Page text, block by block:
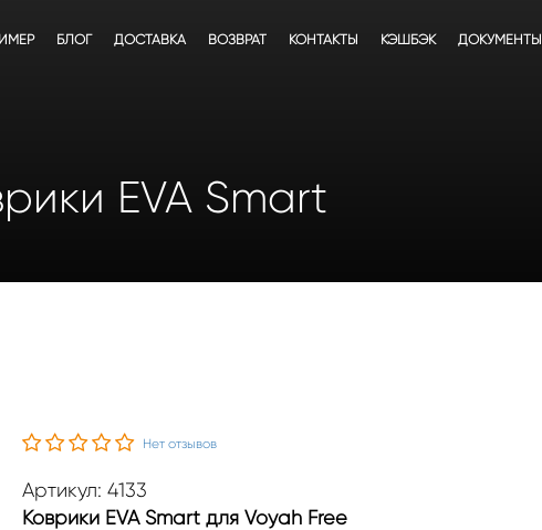
БЛОГ ДОСТАВКА ВОЗВРАТ КОНТАКТЫ КЭШБЭК ДОКУМЕНТЫ
EVA Smart
Нет отзывов
Артикул: 4133
Коврики EVA Smart для Voyah Free